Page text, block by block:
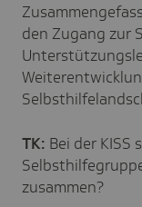
den Zugang zur
TK: Bei der
zusammen?